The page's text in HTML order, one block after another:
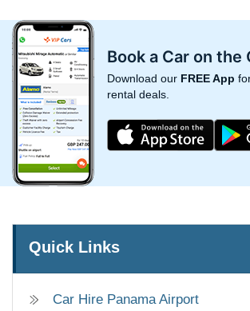
Book a Car on the
Download our FREE App
rental deals.
Quick Links
Car Hire Panama Airport